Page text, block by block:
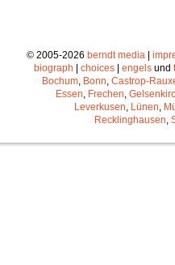
© 2005-2026 berndt media |
biograph | choices | engels und
Bochum Bonn Castrop-
Essen Frechen
Leverkusen Lünen
Recklinghausen